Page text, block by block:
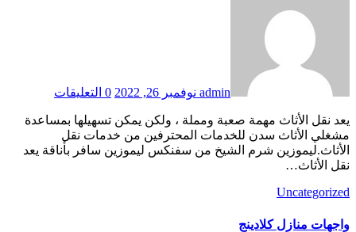
admin نوفمبر 26, 2022 0 التعليقات
يعد نقل الأثاث مهمة صعبة ومملة ، ولكن يمكن تسهيلها بمساعدة
مشغلي الأثاث سدن للخدمات المحترفين من خدمات نقل
الأثاث.ليموزين شرم الشيخ من سفنكس ليموزين سافر بأناقة يعد
نقل الأثاث…
Uncategorized
واجهات منازل كلادينج